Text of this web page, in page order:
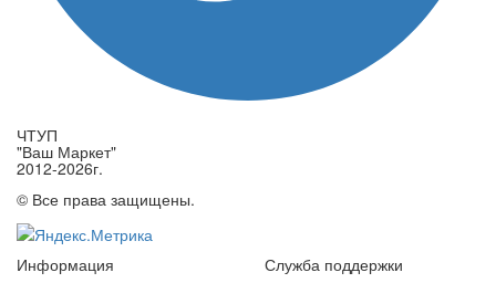
ЧТУП
"Ваш Маркет"
2012-2026г.
© Все права защищены.
Информация
Служба поддержки